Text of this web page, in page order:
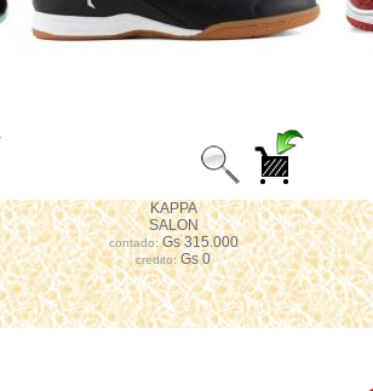
KAPPA
SALON
contado:Gs 315.000
credito:Gs 0